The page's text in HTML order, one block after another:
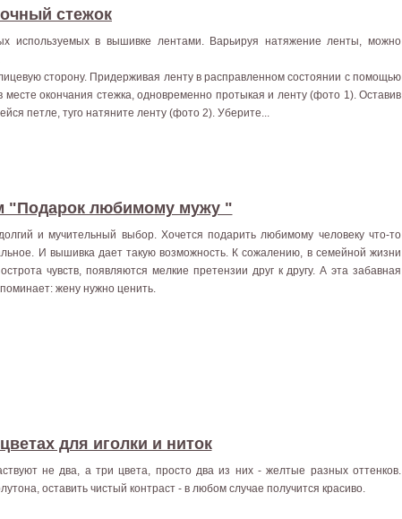
стежок
используемых в вышивке лентами. Варьируя натяжение ленты, можно
сторону. Придерживая ленту в расправленном состоянии с помощью
месте окончания стежка, одновременно протыкая и ленту (фото 1). Оставив
петле, туго натяните ленту (фото 2). Уберите...
"Подарок любимому мужу "
и мучительный выбор. Хочется подарить любимому человеку что-то
И вышивка дает такую возможность. К сожалению, в семейной жизни
чувств, появляются мелкие претензии друг к другу. А эта забавная
жену нужно ценить.
для иголки и ниток
не два, а три цвета, просто два из них - желтые разных оттенков.
оставить чистый контраст - в любом случае получится красиво.